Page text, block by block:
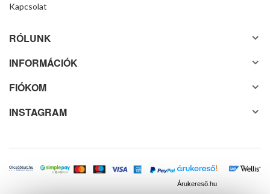
Kapcsolat
RÓLUNK
INFORMÁCIÓK
FIÓKOM
INSTAGRAM
Árukereső.hu